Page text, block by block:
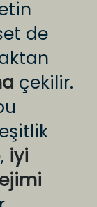
de
çekilir.
iyi